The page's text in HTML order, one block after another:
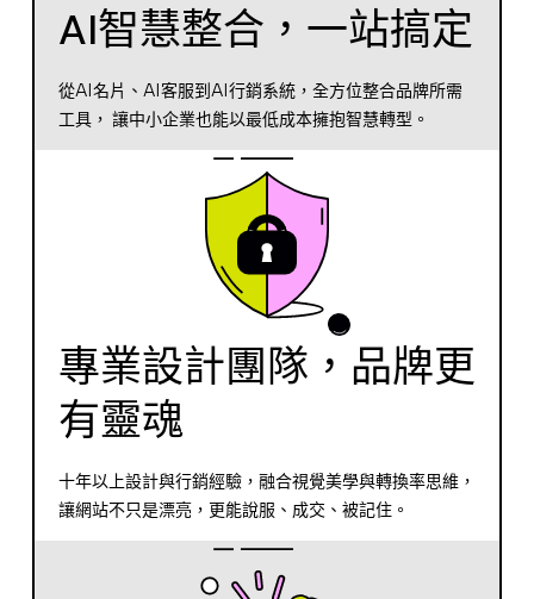
AI智慧整合，一站搞定
從AI名片、AI客服到AI行銷系統，全方位整合品牌所需
工具， 讓中小企業也能以最低成本擁抱智慧轉型。
專業設計團隊，品牌更
有靈魂
十年以上設計與行銷經驗，融合視覺美學與轉換率思維，
讓網站不只是漂亮，更能說服、成交、被記住。